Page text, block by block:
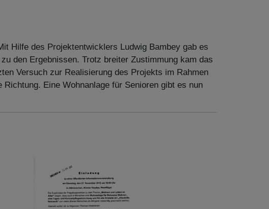
Hilfe des Projektentwicklers Ludwig Bambey gab es
den Ergebnissen. Trotz breiter Zustimmung kam das
Versuch zur Realisierung des Projekts im Rahmen
Eine Wohnanlage für Senioren gibt es nun